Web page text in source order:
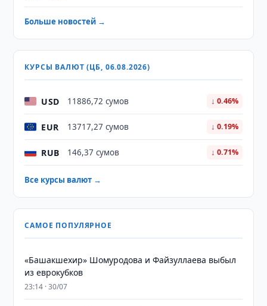
Больше новостей →
КУРСЫ ВАЛЮТ (ЦБ, 06.08.2026)
USD 11886,72 сумов ↓ 0.46%
EUR 13717,27 сумов ↓ 0.19%
RUB 146,37 сумов ↓ 0.71%
Все курсы валют →
САМОЕ ПОПУЛЯРНОЕ
«Башакшехир» Шомуродова и Файзуллаева выбыл
из еврокубков
23:14 · 30/07